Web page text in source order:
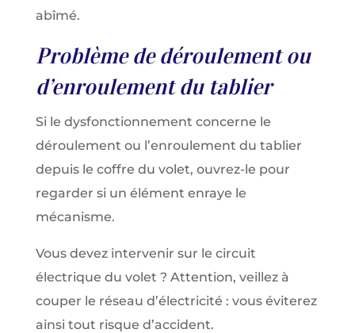
abîmé.
Problème de déroulement ou
d’enroulement du tablier
Si le dysfonctionnement concerne le
déroulement ou l’enroulement du tablier
depuis le coffre du volet, ouvrez-le pour
regarder si un élément enraye le
mécanisme.
Vous devez intervenir sur le circuit
électrique du volet ? Attention, veillez à
couper le réseau d’électricité : vous éviterez
ainsi tout risque d’accident.